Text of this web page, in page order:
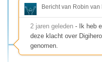
Bericht van Robin van
2 jaren geleden - Ik heb
deze klacht over
genomen.